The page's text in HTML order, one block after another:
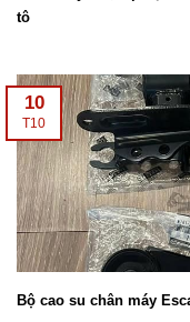
tô
10
T10
Bộ cao su chân máy